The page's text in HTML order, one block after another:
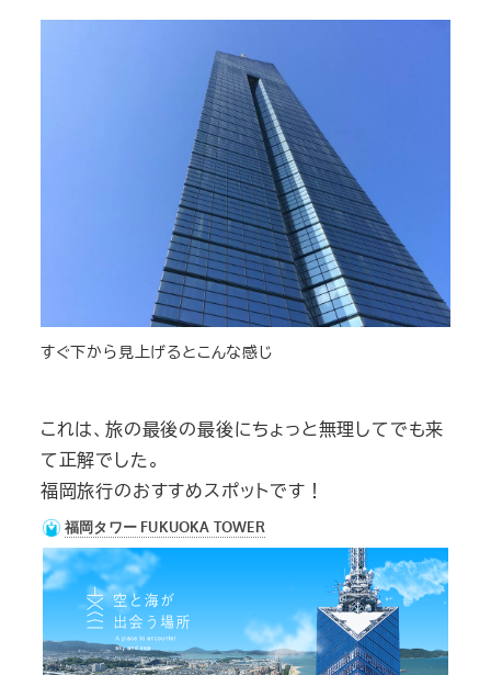
すぐ下から見上げるとこんな感じ
これは、旅の最後の最後にちょっと無理してでも来
て正解でした。
福岡旅行のおすすめスポットです！